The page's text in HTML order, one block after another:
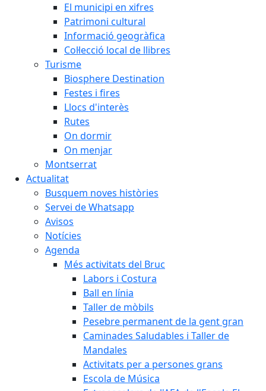
El municipi en xifres
Patrimoni cultural
Informació geogràfica
Col·lecció local de llibres
Turisme
Biosphere Destination
Festes i fires
Llocs d'interès
Rutes
On dormir
On menjar
Montserrat
Actualitat
Busquem noves històries
Servei de Whatsapp
Avisos
Notícies
Agenda
Més activitats del Bruc
Labors i Costura
Ball en línia
Taller de mòbils
Pesebre permanent de la gent gran
Caminades Saludables i Taller de
Mandales
Activitats per a persones grans
Escola de Música